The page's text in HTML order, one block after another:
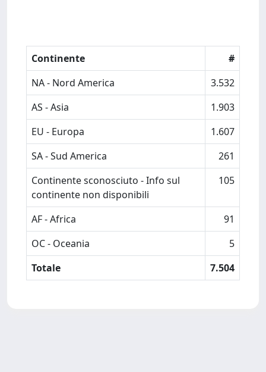
Continente
#
NA - Nord America
3.532
AS - Asia
1.903
EU - Europa
1.607
SA - Sud America
261
Continente sconosciuto - Info sul
continente non disponibili
105
AF - Africa
91
OC - Oceania
5
Totale
7.504